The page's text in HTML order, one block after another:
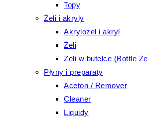
Topy
Żeli i akryly
Akrylożel i akryl
Żeli
Żeli w butelce (Bottle
Płyny i preparaty
Aceton / Remover
Cleaner
Liquidy